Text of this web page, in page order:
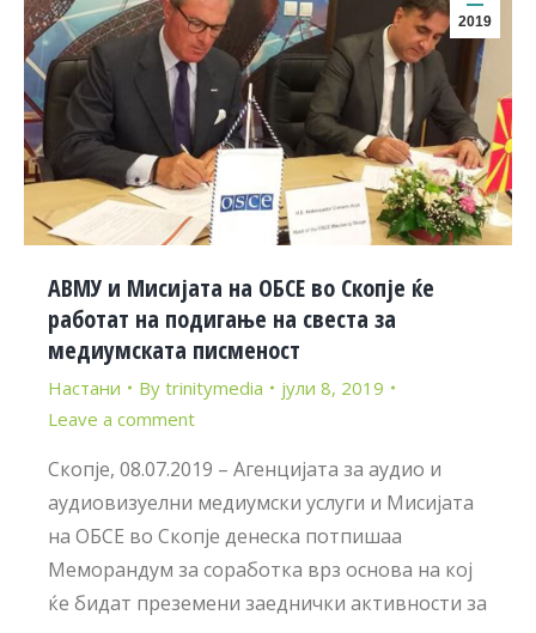
2019
АВМУ и Мисијата на ОБСЕ во Скопје ќе
работат на подигање на свеста за
медиумската писменост
Настани By trinitymedia
јули 8, 2019
Leave a comment
Скопје, 08.07.2019 – Агенцијата за аудио и
аудиовизуелни медиумски услуги и Мисијата
на ОБСЕ во Скопје денеска потпишаа
Меморандум за соработка врз основа на кој
ќе бидат преземени заеднички активности за